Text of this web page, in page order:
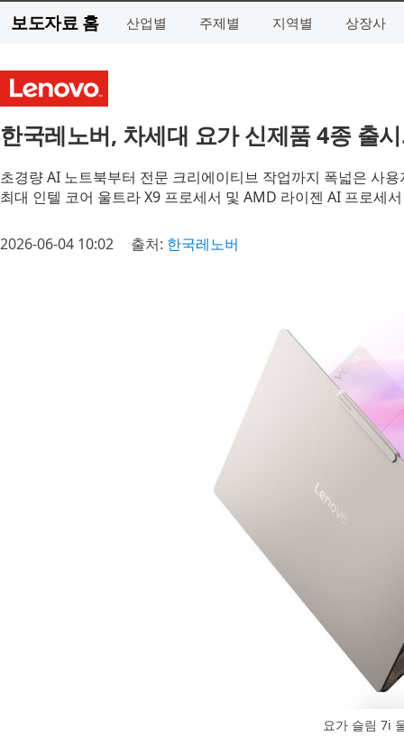
보도자료 홈 산업별 주제별 지역별 상장사
한국레노버, 차세대 요가 신제품 4종 출
초경량 AI 노트북부터 전문 크리에이티브 작업까지 폭넓은 사
최대 인텔 코어 울트라 X9 프로세서 및 AMD 라이젠 AI 프로세
2026-06-04 10:02 출처: 한국레노버
요가 슬림 7i